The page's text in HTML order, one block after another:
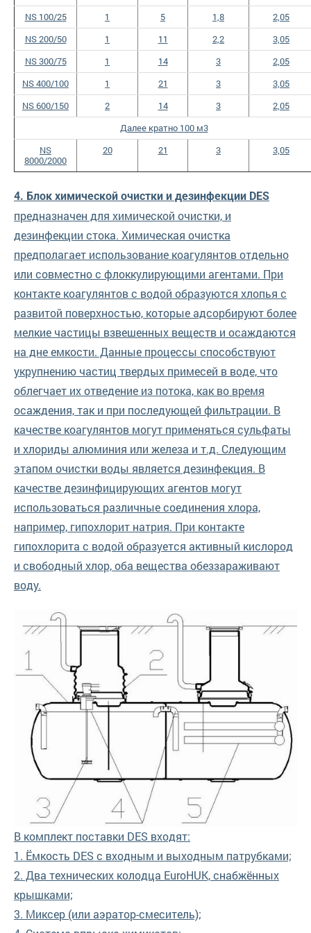
NS 100/25
1 5 1,8
2,05
NS 200/50
1 11 2,2
3,05
NS 300/75
1 14 3
2,05
NS 400/100
1 21 3
3,05
NS 600/150
2 14 3
2,05
Далее кратно 100 м3
NS
8000/2000
20 21 3 3,05
4. Блок химической очистки и дезинфекции DES
предназначен для химической очистки, и
дезинфекции стока. Химическая очистка
предполагает использование коагулянтов отдельно
или совместно с флоккулирующими агентами. При
контакте коагулянтов с водой образуются хлопья с
развитой поверхностью, которые адсорбируют более
мелкие частицы взвешенных веществ и осаждаются
на дне емкости. Данные процессы способствуют
укрупнению частиц твердых примесей в воде, что
облегчает их отведение из потока, как во время
осаждения, так и при последующей фильтрации. В
качестве коагулянтов могут применяться сульфаты
и хлориды алюминия или железа и т.д. Следующим
этапом очистки воды является дезинфекция. В
качестве дезинфицирующих агентов могут
использоваться различные соединения хлора,
например, гипохлорит натрия. При контакте
гипохлорита с водой образуется активный кислород
и свободный хлор, оба вещества обеззараживают
воду.
В комплект поставки DES входят:
1. Ёмкость DES с входным и выходным патрубками;
2. Два технических колодца EuroHUK, снабжённых
крышками;
3. Миксер (или аэратор-смеситель);